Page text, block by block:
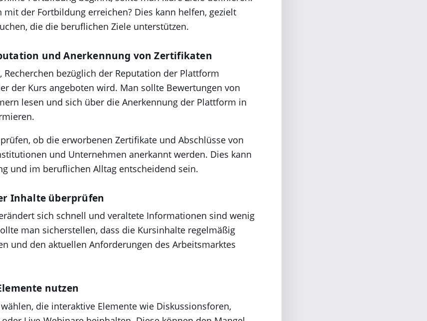
mit der Fortbildung erreichen? Dies kann helfen, gezielt
die die beruflichen Ziele unterstützen.
und Anerkennung von Zertifikaten
Recherchen bezüglich der Reputation der Plattform
der Kurs angeboten wird. Man sollte Bewertungen von
lesen und sich über die Anerkennung der Plattform in
ob die erworbenen Zertifikate und Abschlüsse von
und Unternehmen anerkannt werden. Dies kann
und im beruflichen Alltag entscheidend sein.
Inhalte überprüfen
sich schnell und veraltete Informationen sind wenig
man sicherstellen, dass die Kursinhalte regelmäßig
und den aktuellen Anforderungen des Arbeitsmarktes
nutzen
die interaktive Elemente wie Diskussionsforen,